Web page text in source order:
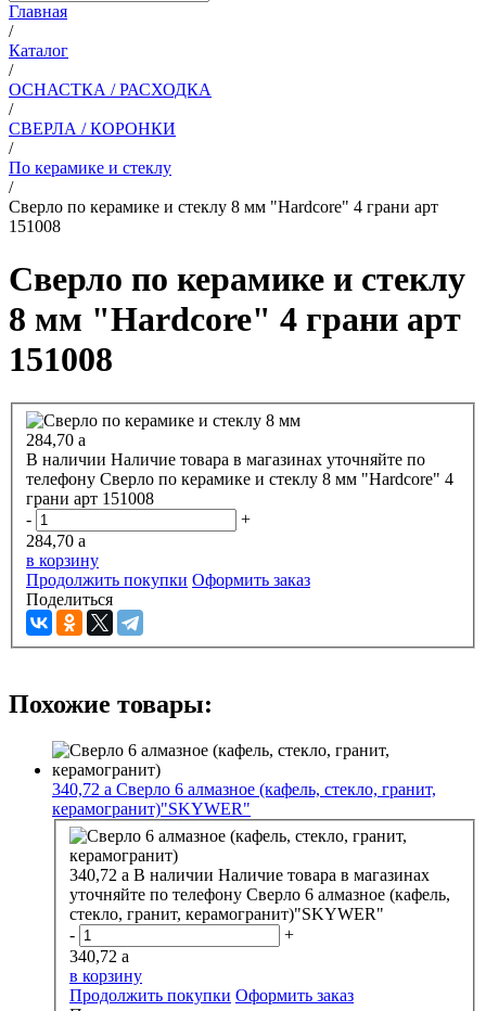
Главная
/
Каталог
/
ОСНАСТКА / РАСХОДКА
/
СВЕРЛА / КОРОНКИ
/
По керамике и стеклу
/
Сверло по керамике и стеклу 8 мм "Hardcore" 4 грани арт
151008
Сверло по керамике и стеклу
8 мм "Hardcore" 4 грани арт
151008
284,70 a
В наличии Наличие товара в магазинах уточняйте по
телефону Сверло по керамике и стеклу 8 мм "Hardcore" 4
грани арт 151008
-
+
284,70 a
в корзину
Продолжить покупки Оформить заказ
Поделиться
Похожие товары:
340,72 a Сверло 6 алмазное (кафель, стекло, гранит,
керамогранит)"SKYWER"
340,72 a В наличии Наличие товара в магазинах
уточняйте по телефону Сверло 6 алмазное (кафель,
стекло, гранит, керамогранит)"SKYWER"
-
+
340,72 a
в корзину
Продолжить покупки Оформить заказ